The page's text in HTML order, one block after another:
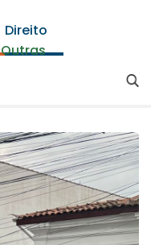
Direito
Outras